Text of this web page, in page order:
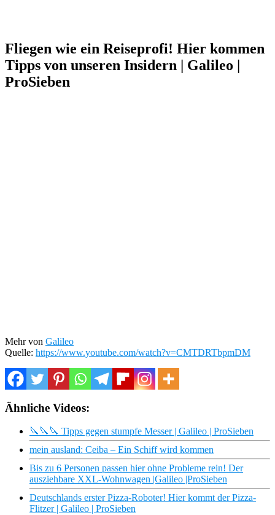
Fliegen wie ein Reiseprofi! Hier kommen
Tipps von unseren Insidern | Galileo |
ProSieben
Mehr von Galileo
Quelle: https://www.youtube.com/watch?v=CMTDRTbpmDM
Ähnliche Videos:
🔪🔪🔪 Tipps gegen stumpfe Messer | Galileo | ProSieben
mein ausland: Ceiba – Ein Schiff wird kommen
Bis zu 6 Personen passen hier ohne Probleme rein! Der
ausziehbare XXL-Wohnwagen |Galileo |ProSieben
Deutschlands erster Pizza-Roboter! Hier kommt der Pizza-
Flitzer | Galileo | ProSieben